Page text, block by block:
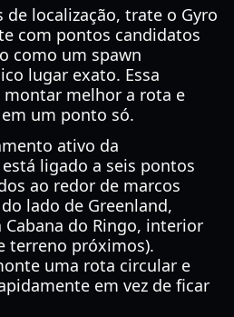
localização, trate o Gyro
com pontos candidatos
como um spawn
lugar exato. Essa
melhor a rota e
um ponto só.
ativo da
ligado a seis pontos
ao redor de marcos
lado de Greenland,
do Ringo, interior
terreno próximos).
uma rota circular e
em vez de ficar